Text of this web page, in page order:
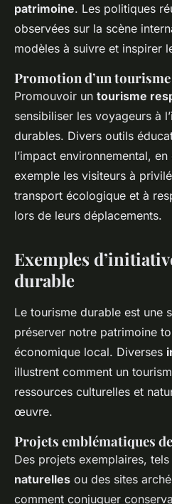
patrimoine. Les politiques
observées sur la scène
modèles à suivre et inspirer
Promotion d’un
Promouvoir un tourisme
sensibiliser les voyageurs à
durables. Divers outils
l’impact environnemental,
exemple les visiteurs à
transport écologique et à
lors de leurs déplacements.
Exemples
durable
Le tourisme durable est une
préserver notre patrimoine
économique local. Diverses
illustrent comment un
ressources culturelles et
œuvre.
Projets emblématiques
Des projets exemplaires,
naturelles ou des sites
comment conjuguer